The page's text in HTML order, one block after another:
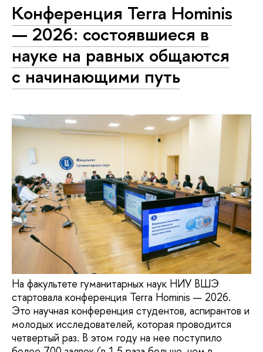
Конференция Terra Hominis
— 2026: состоявшиеся в
науке на равных общаются
с начинающими путь
На факультете гуманитарных наук НИУ ВШЭ
стартовала конференция Terra Hominis — 2026.
Это научная конференция студентов, аспирантов и
молодых исследователей, которая проводится
четвертый раз. В этом году на нее поступило